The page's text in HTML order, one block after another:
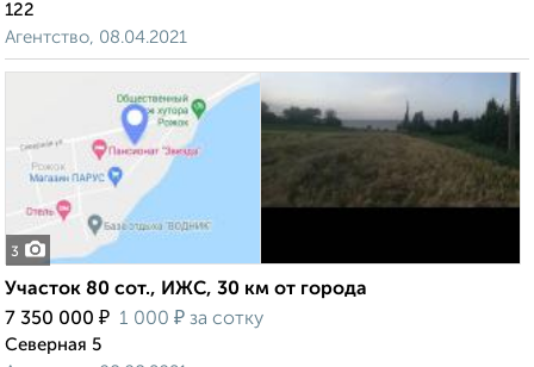
122
Агентство, 08.04.2021
3
Участок 80 сот., ИЖС, 30 км от города
7 350 000 ₽ 1 000 ₽ за сотку
Северная 5